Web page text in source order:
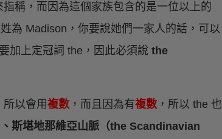
稱，而因為這個家族包含的是一位以上的
為 Madison，你要說她們一家人的話，可以
加上定冠詞 the，因此必須說 the
以會用複數 ，而且因為有複數 ，所以 the 也
斯堪地那維亞山脈（the Scandinavian